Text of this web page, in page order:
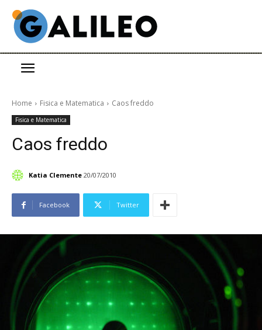
Home Fisica e Matematica Caos freddo
Fisica e Matematica
Caos freddo
Katia Clemente 20/07/2010
Facebook Twitter